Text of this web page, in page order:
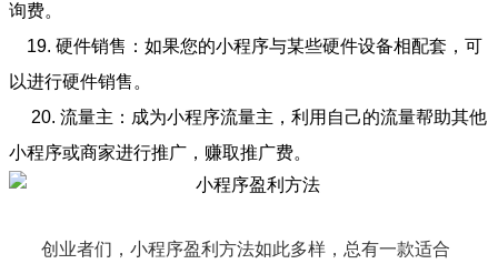
询费。
19. 硬件销售：如果您的小程序与某些硬件设备相配套，可
以进行硬件销售。
20. 流量主：成为小程序流量主，利用自己的流量帮助其他
小程序或商家进行推广，赚取推广费。
创业者们，小程序盈利方法如此多样，总有一款适合